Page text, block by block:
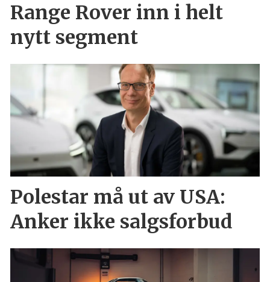
Range Rover inn i helt
nytt segment
Polestar må ut av USA:
Anker ikke salgsforbud